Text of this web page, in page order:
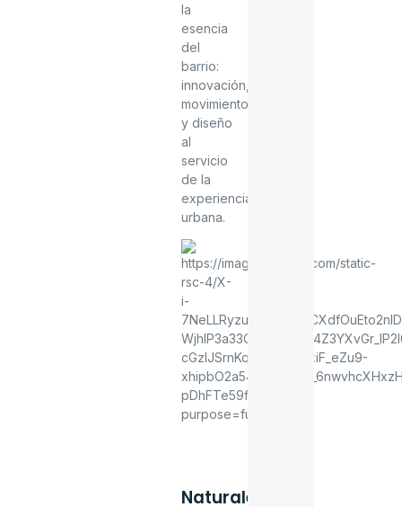
la
esencia
del
barrio:
innovación,
movimiento
y diseño
al
servicio
de la
experiencia
urbana.
Naturaleza